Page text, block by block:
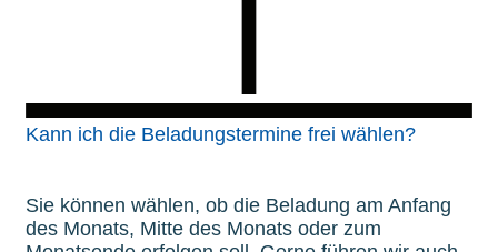
Kann ich die Beladungstermine frei wählen?
Sie können wählen, ob die Beladung am Anfang
des Monats, Mitte des Monats oder zum